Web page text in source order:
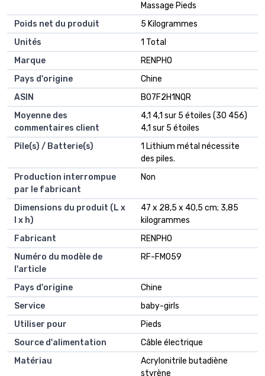
Massage Pieds
Poids net du produit
‎5 Kilogrammes
Unités
‎1 Total
Marque
‎RENPHO
Pays d'origine
‎Chine
ASIN
B07F2H1NQR
Moyenne des
commentaires client
4,1 4,1 sur 5 étoiles (30 456)
4,1 sur 5 étoiles
Pile(s) / Batterie(s)
1 Lithium métal nécessite
des piles.
Production interrompue
par le fabricant
Non
Dimensions du produit (L x
l x h)
47 x 28,5 x 40,5 cm; 3,85
kilogrammes
Fabricant
RENPHO
Numéro du modèle de
l'article
RF-FM059
Pays d'origine
Chine
Service
baby-girls
Utiliser pour
Pieds
Source d'alimentation
Câble électrique
Matériau
Acrylonitrile butadiène
styrène